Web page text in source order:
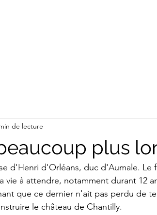
plus
de lecture
d'Henri d'Orléans, duc d'Aumale. Le
vie à attendre, notamment durant 12
que ce dernier n'ait pas perdu de
le château de Chantilly.